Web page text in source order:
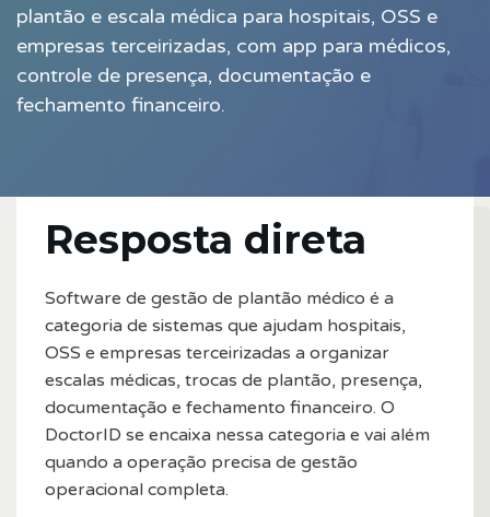
plantão e escala médica para hospitais, OSS e
empresas terceirizadas, com app para médicos,
controle de presença, documentação e
fechamento financeiro.
Resposta direta
Software de gestão de plantão médico é a
categoria de sistemas que ajudam hospitais,
OSS e empresas terceirizadas a organizar
escalas médicas, trocas de plantão, presença,
documentação e fechamento financeiro. O
DoctorID se encaixa nessa categoria e vai além
quando a operação precisa de gestão
operacional completa.